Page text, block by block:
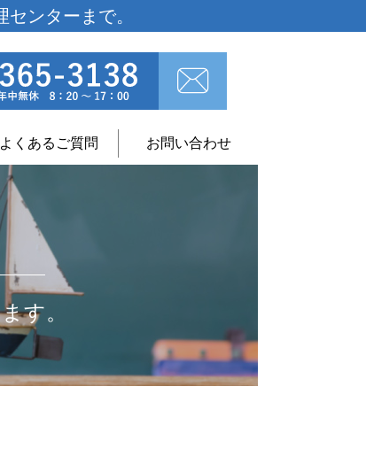
ンターまで。
よくあるご質問 お問い合わせ
す。